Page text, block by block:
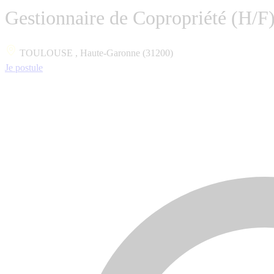
Gestionnaire de Copropriété (H/
TOULOUSE , Haute-Garonne (31200)
Je postule